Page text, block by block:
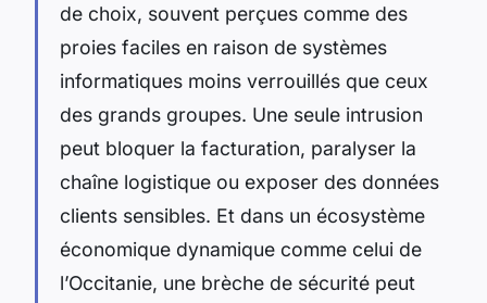
de choix, souvent perçues comme des
proies faciles en raison de systèmes
informatiques moins verrouillés que ceux
des grands groupes. Une seule intrusion
peut bloquer la facturation, paralyser la
chaîne logistique ou exposer des données
clients sensibles. Et dans un écosystème
économique dynamique comme celui de
l’Occitanie, une brèche de sécurité peut